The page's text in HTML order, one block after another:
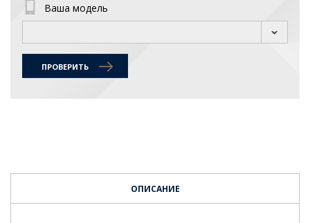
Ваша модель
ПРОВЕРИТЬ
ОПИСАНИЕ